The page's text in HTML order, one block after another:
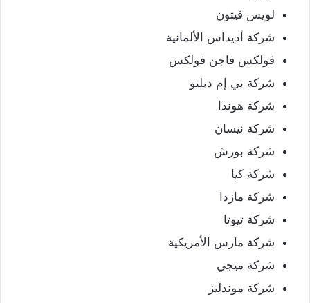
لويس فيتون
شركة أديداس الألمانية
فولكس فاجن فولكس
شركة بي إم دبليو
شركة هوندا
شركة نيسان
شركة بورش
شركة كيا
شركة مازدا
شركة تيوتا
شركة مارس الأمريكية
شركة ميجي
شركة موندليز